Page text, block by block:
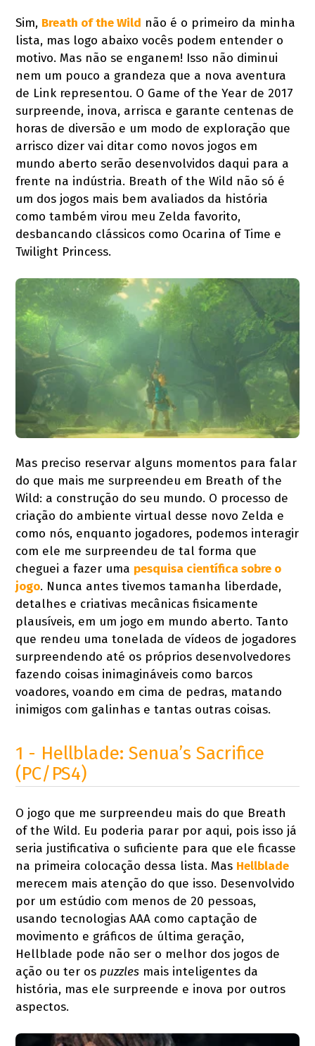
Sim, Breath of the Wild não é o primeiro da minha
lista, mas logo abaixo vocês podem entender o
motivo. Mas não se enganem! Isso não diminui
nem um pouco a grandeza que a nova aventura
de Link representou. O Game of the Year de 2017
surpreende, inova, arrisca e garante centenas de
horas de diversão e um modo de exploração que
arrisco dizer vai ditar como novos jogos em
mundo aberto serão desenvolvidos daqui para a
frente na indústria. Breath of the Wild não só é
um dos jogos mais bem avaliados da história
como também virou meu Zelda favorito,
desbancando clássicos como Ocarina of Time e
Twilight Princess.
Mas preciso reservar alguns momentos para falar
do que mais me surpreendeu em Breath of the
Wild: a construção do seu mundo. O processo de
criação do ambiente virtual desse novo Zelda e
como nós, enquanto jogadores, podemos interagir
com ele me surpreendeu de tal forma que
cheguei a fazer uma pesquisa científica sobre o
jogo. Nunca antes tivemos tamanha liberdade,
detalhes e criativas mecânicas fisicamente
plausíveis, em um jogo em mundo aberto. Tanto
que rendeu uma tonelada de vídeos de jogadores
surpreendendo até os próprios desenvolvedores
fazendo coisas inimagináveis como barcos
voadores, voando em cima de pedras, matando
inimigos com galinhas e tantas outras coisas.
1 - Hellblade: Senua’s Sacrifice
(PC/PS4)
O jogo que me surpreendeu mais do que Breath
of the Wild. Eu poderia parar por aqui, pois isso já
seria justificativa o suficiente para que ele ficasse
na primeira colocação dessa lista. Mas Hellblade
merecem mais atenção do que isso. Desenvolvido
por um estúdio com menos de 20 pessoas,
usando tecnologias AAA como captação de
movimento e gráficos de última geração,
Hellblade pode não ser o melhor dos jogos de
ação ou ter ospuzzles mais inteligentes da
história, mas ele surpreende e inova por outros
aspectos.